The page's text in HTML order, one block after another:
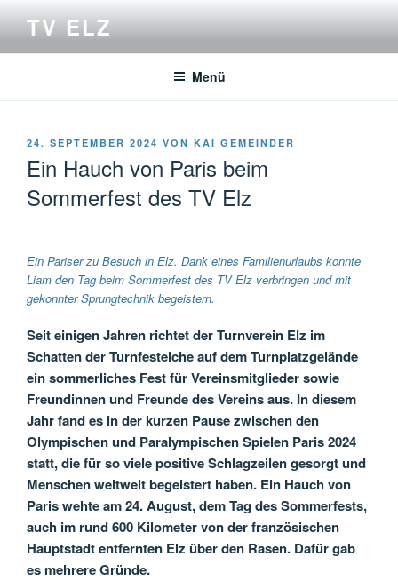
springen
TV ELZ
Menü
VERÖFFENTLICHT
24. SEPTEMBER 2024 VON KAI GEMEINDER
Ein Hauch von Paris beim
Sommerfest des TV Elz
Ein Pariser zu Besuch in Elz. Dank eines Familienurlaubs konnte
Liam den Tag beim Sommerfest des TV Elz verbringen und mit
gekonnter Sprungtechnik begeistern.
Seit einigen Jahren richtet der Turnverein Elz im
Schatten der Turnfesteiche auf dem Turnplatzgelände
ein sommerliches Fest für Vereinsmitglieder sowie
Freundinnen und Freunde des Vereins aus. In diesem
Jahr fand es in der kurzen Pause zwischen den
Olympischen und Paralympischen Spielen Paris 2024
statt, die für so viele positive Schlagzeilen gesorgt und
Menschen weltweit begeistert haben. Ein Hauch von
Paris wehte am 24. August, dem Tag des Sommerfests,
auch im rund 600 Kilometer von der französischen
Hauptstadt entfernten Elz über den Rasen. Dafür gab
es mehrere Gründe.